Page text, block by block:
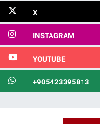
X
INSTAGRAM
YOUTUBE
+905423395813